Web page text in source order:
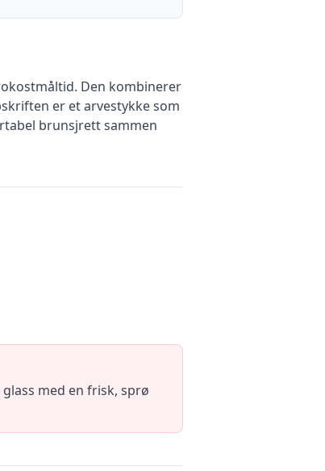
Den kombinerer
er et arvestykke som
brunsjrett sammen
med en frisk, sprø